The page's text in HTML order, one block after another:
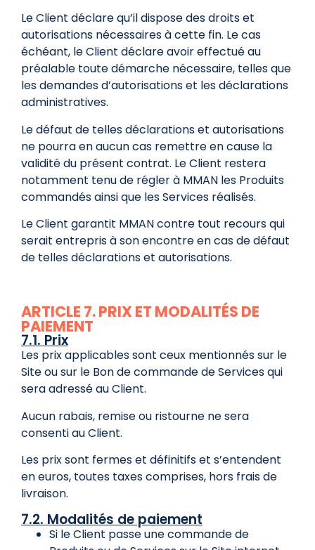
Le Client déclare qu’il dispose des droits et
autorisations nécessaires à cette fin. Le cas
échéant, le Client déclare avoir effectué au
préalable toute démarche nécessaire, telles que
les demandes d’autorisations et les déclarations
administratives.
Le défaut de telles déclarations et autorisations
ne pourra en aucun cas remettre en cause la
validité du présent contrat. Le Client restera
notamment tenu de régler à MMAN les Produits
commandés ainsi que les Services réalisés.
Le Client garantit MMAN contre tout recours qui
serait entrepris à son encontre en cas de défaut
de telles déclarations et autorisations.
ARTICLE 7. PRIX ET MODALITÉS DE
PAIEMENT
7.1. Prix
Les prix applicables sont ceux mentionnés sur le
Site ou sur le Bon de commande de Services qui
sera adressé au Client.
Aucun rabais, remise ou ristourne ne sera
consenti au Client.
Les prix sont fermes et définitifs et s’entendent
en euros, toutes taxes comprises, hors frais de
livraison.
7.2. Modalités de paiement
Si le Client passe une commande de